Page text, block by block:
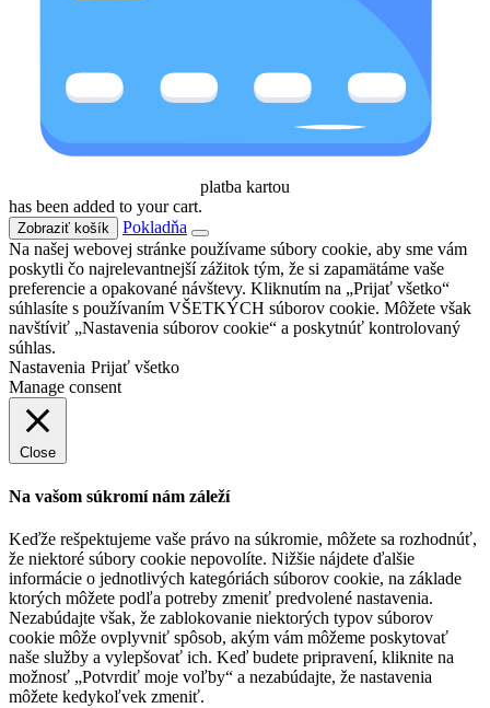
platba kartou
has been added to your cart.
Zobraziť košík
Pokladňa
Na našej webovej stránke používame súbory cookie, aby sme vám
poskytli čo najrelevantnejší zážitok tým, že si zapamätáme vaše
preferencie a opakované návštevy. Kliknutím na „Prijať všetko“
súhlasíte s používaním VŠETKÝCH súborov cookie. Môžete však
navštíviť „Nastavenia súborov cookie“ a poskytnúť kontrolovaný
súhlas.
Nastavenia Prijať všetko
Manage consent
Close
Na vašom súkromí nám záleží
Keďže rešpektujeme vaše právo na súkromie, môžete sa rozhodnúť,
že niektoré súbory cookie nepovolíte. Nižšie nájdete ďalšie
informácie o jednotlivých kategóriách súborov cookie, na základe
ktorých môžete podľa potreby zmeniť predvolené nastavenia.
Nezabúdajte však, že zablokovanie niektorých typov súborov
cookie môže ovplyvniť spôsob, akým vám môžeme poskytovať
naše služby a vylepšovať ich. Keď budete pripravení, kliknite na
možnosť „Potvrdiť moje voľby“ a nezabúdajte, že nastavenia
môžete kedykoľvek zmeniť.